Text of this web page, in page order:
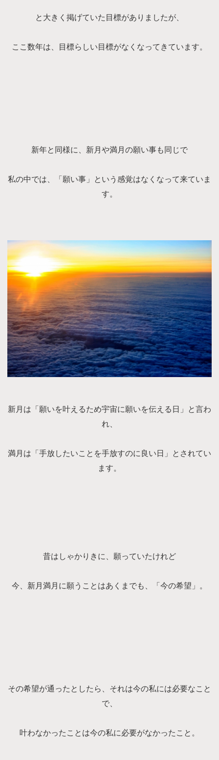
と大きく掲げていた目標がありましたが、
ここ数年は、目標らしい目標がなくなってきています。
新年と同様に、新月や満月の願い事も同じで
私の中では、「願い事」という感覚はなくなって来ていま
す。
新月は「願いを叶えるため宇宙に願いを伝える日」と言わ
れ、
満月は「手放したいことを手放すのに良い日」とされてい
ます。
昔はしゃかりきに、願っていたけれど
今、新月満月に願うことはあくまでも、「今の希望」。
その希望が通ったとしたら、それは今の私には必要なこと
で、
叶わなかったことは今の私に必要がなかったこと。